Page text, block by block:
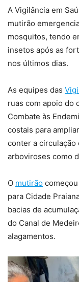
A Vigilância em
mutirão
mosquitos, tendo
insetos após as
nos últimos dias.
As equipes das
ruas com apoio do
Combate às
costais para
conter a circulação
arboviroses como
O mutirão
para Cidade
bacias de
do Canal de
alagamentos.